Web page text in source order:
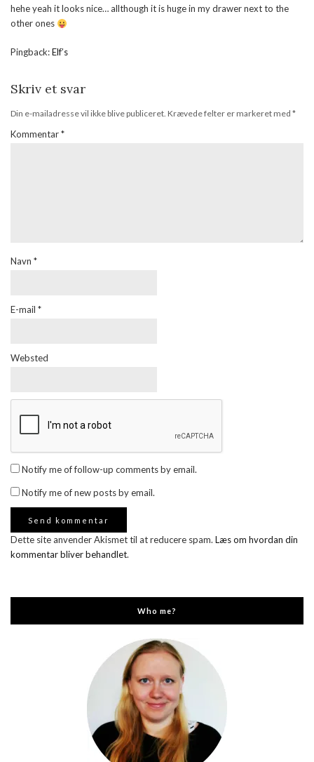
hehe yeah it looks nice… allthough it is huge in my drawer next to the
other ones
Pingback:Elf’s
Skriv et svar
Din e-mailadresse vil ikke blive publiceret. Krævede felter er markeret med *
Kommentar*
Navn *
E-mail *
Websted
Notify me of follow-up comments by email.
Notify me of new posts by email.
Dette site anvender Akismet til at reducere spam. Læs om hvordan din
kommentar bliver behandlet.
Who me?